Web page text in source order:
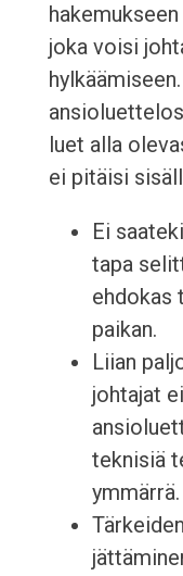
joka voisi
luet alla
ei pitäisi
Ei
tapa
ehdokas
paikan.
Liian
johtajat
teknisiä
ymmärrä.